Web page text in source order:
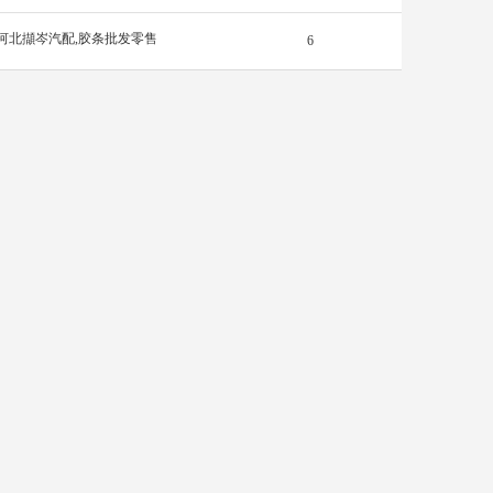
北擷岑汽配,胶条批发零售 6